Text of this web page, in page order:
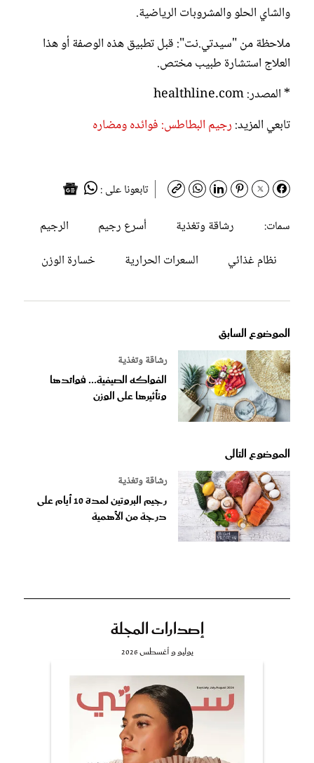
والشاي الحلو والمشروبات الرياضية.
ملاحظة من "سيدتي.نت": قبل تطبيق هذه الوصفة أو هذا
العلاج استشارة طبيب مختص.
* المصدر: healthline.com
تابعي المزيد: رجيم البطاطس: فوائده ومضاره
تابعونا على :
سمات:
رشاقة وتغذية أسرع رجيم
الرجيم
نظام غذائي
السعرات الحرارية خسارة الوزن
الموضوع السابق
رشاقة وتغذية
الفواكه الصيفية... فوائدها
وتأثيرها على الوزن
الموضوع التالى
رشاقة وتغذية
رجيم البروتين لمدة 10 أيام على
درجة من الأهمية
إصدارات المجلة
يوليو و أغسطس 2026